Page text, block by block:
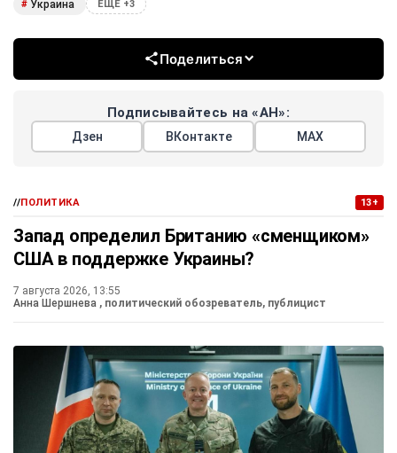
# Украина ЕЩЕ +3
Поделиться
Подписывайтесь на «АН»:
Дзен ВКонтакте МАХ
//ПОЛИТИКА 13+
Запад определил Британию «сменщиком»
США в поддержке Украины?
7 августа 2026, 13:55
Анна Шершнева , политический обозреватель, публицист